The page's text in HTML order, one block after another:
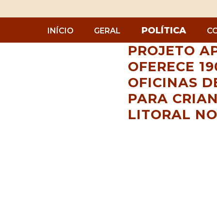
INÍCIO GERAL POLÍTICA
PROJETO
OFERECE
OFICINAS
PARA
LITORAL